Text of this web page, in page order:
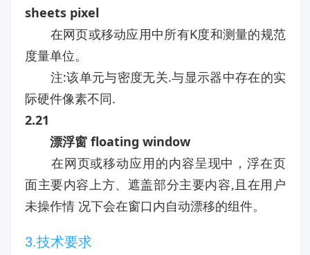
sheets pixel
在网页或移动应用中所有K度和测量的规范
度量单位。
注:该单元与密度无关.与显示器中存在的实
际硬件像素不同.
2.21
漂浮窗 floating window
在网页或移动应用的内容呈现中，浮在页
面主要内容上方、遮盖部分主要内容,且在用户
未操作情 况下会在窗口内自动漂移的组件。
3.技术要求